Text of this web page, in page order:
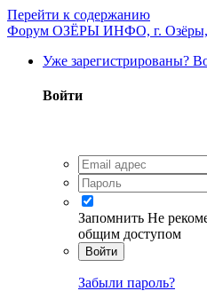
Перейти к содержанию
Форум ОЗЁРЫ ИНФО, г. Озёры,
Уже зарегистрированы?
Войти
Запомнить Не
общим доступом
Войти
Забыли пароль?